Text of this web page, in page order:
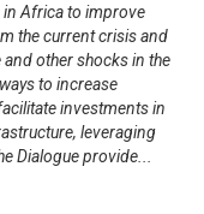
Africa to improve
the current crisis and
other shocks in the
to increase
investments in
leveraging
Dialogue provide